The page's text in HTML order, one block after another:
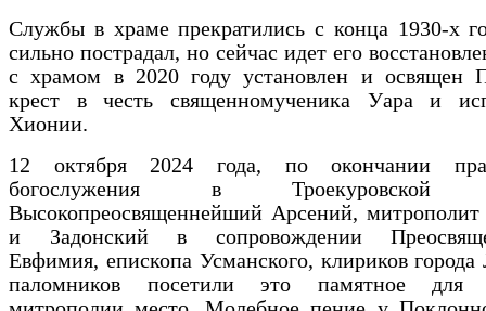
Службы в храме прекратились с конца 1930-х
сильно пострадал, но сейчас идет его
с храмом в 2020 году установлен и освящен
крест в честь священномученика Уара и
Хионии.
12 октября 2024 года, по окончании
богослужения в Троекуровской
Высокопреосвященнейший Арсений,
и Задонский в сопровождении
Евфимия, епископа Усманского, клириков
паломников посетили это памятное для